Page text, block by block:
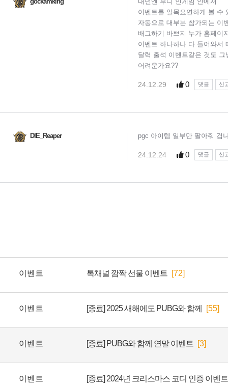
이벤트 톡채널 깜짝 선물 이벤트 [72]
이벤트 [종료] 2025 새해에도 PUBG와 함께 [55]
이벤트 [종료] PUBG와 함께 연말 이벤트 [3]
이벤트 [종료] 2024년 크리스마스 코디 인증 이벤트